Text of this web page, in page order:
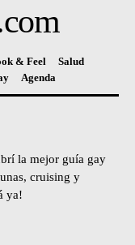
& Feel
Salud
Agenda
la mejor guía gay
cruising y
ya!